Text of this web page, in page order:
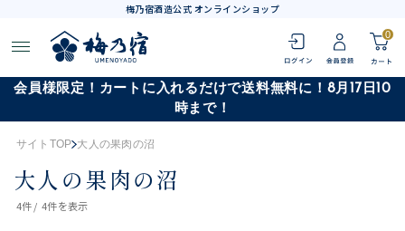
梅乃宿酒造公式 オンラインショップ
0
会員様限定！カートに入れるだけで送料無料に！8月17日10
時まで！
サイトTOP 大人の果肉の沼
大人の果肉の沼
4件 / 4件を表示